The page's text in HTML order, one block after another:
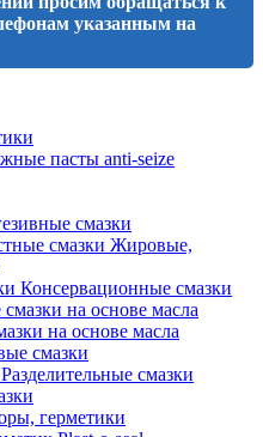
указанным на
пасты anti-seize
смазки
Жировые,
Консервационные смазки
на основе масла
смазки
Разделительные смазки
герметики